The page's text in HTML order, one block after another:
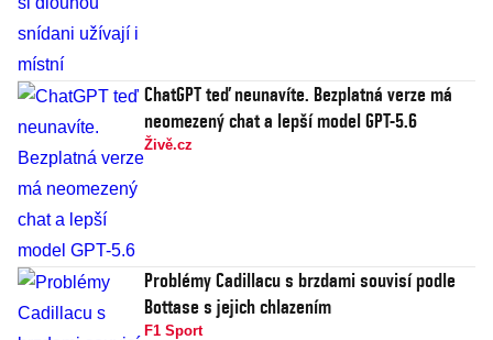
ChatGPT teď neunavíte. Bezplatná verze má
neomezený chat a lepší model GPT-5.6
Živě.cz
Problémy Cadillacu s brzdami souvisí podle
Bottase s jejich chlazením
F1 Sport